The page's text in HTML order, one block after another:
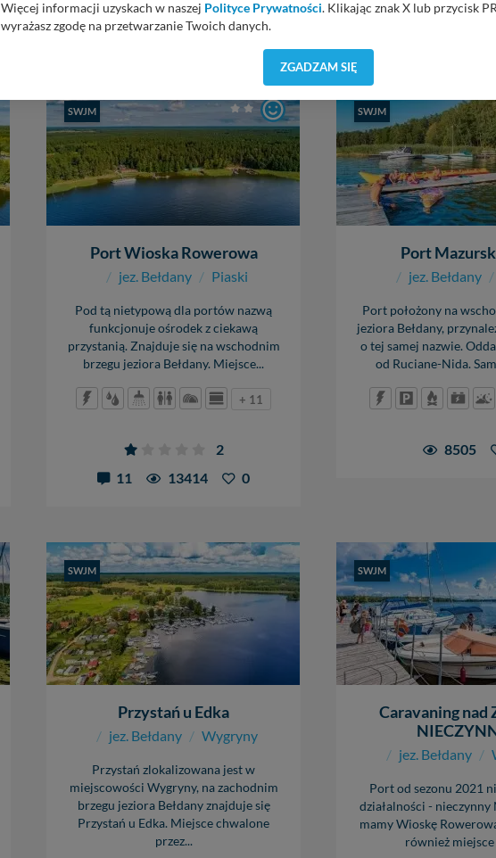
głębokość
1,20 - 1,80 m
cumowanie
boja,y-bom,long side
cena
100 zł + 10 zł / osoba
SWJM głębokość
0,80 - 1,70 m
cumowanie
muring
cena
100 zł
Port Wioska Rowerowa
/ jez. Bełdany / Piaski
Pod tą nietypową dla portów nazwą
funkcjonuje ośrodek z ciekawą
przystanią. Znajduje się na wschodnim
brzegu jeziora Bełdany. Miejsce...
+ 11
2
11
13414 0
SWJM
Port
/ jez. Bełdany /
Port położony na
jeziora Bełdany,
o tej samej nazwie.
od Ruciane-Nida.
8505
głębokość
1,80 - 3,00 m
cumowanie
boja
bezpłatny
SWJM głębokość
0,60 - 3,00 m
cumowanie
boja
cena
50 zł
Przystań u Edka
/ jez. Bełdany / Wygryny
Przystań zlokalizowana jest w
miejscowości Wygryny, na zachodnim
brzegu jeziora Bełdany znajduje się
Przystań u Edka. Miejsce chwalone
przez...
SWJM
Caravaning nad
/ jez. Bełdany /
Port od sezonu 2021
działalności - nieczynny
mamy Wioskę
również miejsce
Więcej informacji uzyskach w naszej Polityce Prywatności. Klikając znak X lub przycisk
wyrażasz zgodę na przetwarzanie Twoich danych.
Wyjątkiem jest sytuacja, gdy przekazanie Twoich danych jest elementem usługi
zasadach i funkcjonalności serwisu w
Regulaminie Serwisu
Administratorem Twoich danych jest: Agencja Reklamowa Kreacja Monika Borkowska, z
11-500 Giżycko. Możesz z nami skontaktować się za pośrednictwem tejstrony.
W każdej chwili możesz: zażądać dostępu do swoich danych, zażądać ich poprawienia lub
przetwarzania. Pamiętaj jednak, że nie zawsze jest możliwe techniczne zrealizowanie
informacji zawartych w plikach cookies. Twoja przeglądarka umożliwia Ci skasowanie
przypadkach nie możemy tego zrobić za Ciebie.
Dziękujemy, i życzmy miłego odkrywania Mazur na nowo...
ZGADZAM SIĘ